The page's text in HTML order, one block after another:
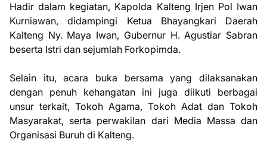
Hadir dalam kegiatan, Kapolda Kalteng Irjen Pol Iwan
Kurniawan, didampingi Ketua Bhayangkari Daerah
Kalteng Ny. Maya Iwan, Gubernur H. Agustiar Sabran
beserta Istri dan sejumlah Forkopimda.
Selain itu, acara buka bersama yang dilaksanakan
dengan penuh kehangatan ini juga diikuti berbagai
unsur terkait, Tokoh Agama, Tokoh Adat dan Tokoh
Masyarakat, serta perwakilan dari Media Massa dan
Organisasi Buruh di Kalteng.